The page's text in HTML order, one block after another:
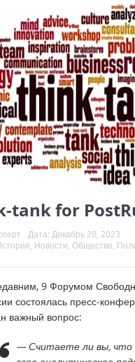
tank for
Дата: Декабрь 28, 2023
Новости Общество
9 Форумом
состоялась пресс-
важный вопрос:
— Считаете ли вы, что